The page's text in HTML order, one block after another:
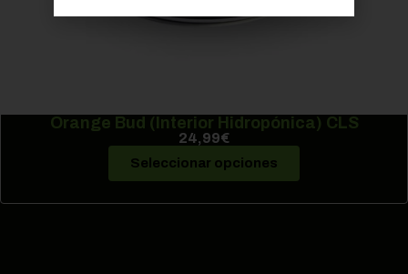
Orange Bud (Interior Hidropónica) CLS
24,99€
Seleccionar opciones